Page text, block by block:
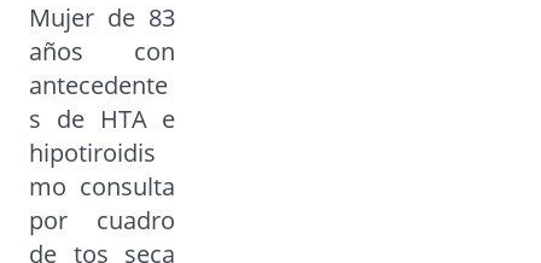
Mujer de 83
años con
antecedente
s de HTA e
hipotiroidis
mo consulta
por cuadro
de tos seca